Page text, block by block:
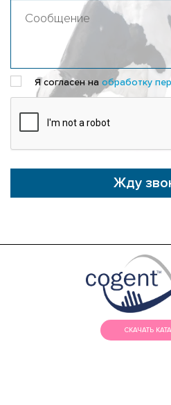
Я согласен на обработку
Жду
СКАЧАТЬ